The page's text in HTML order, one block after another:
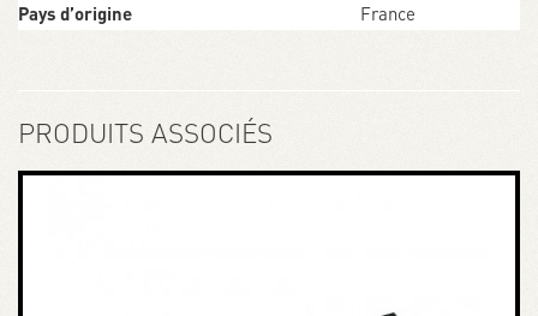
Pays d’origine
France
PRODUITS ASSOCIÉS